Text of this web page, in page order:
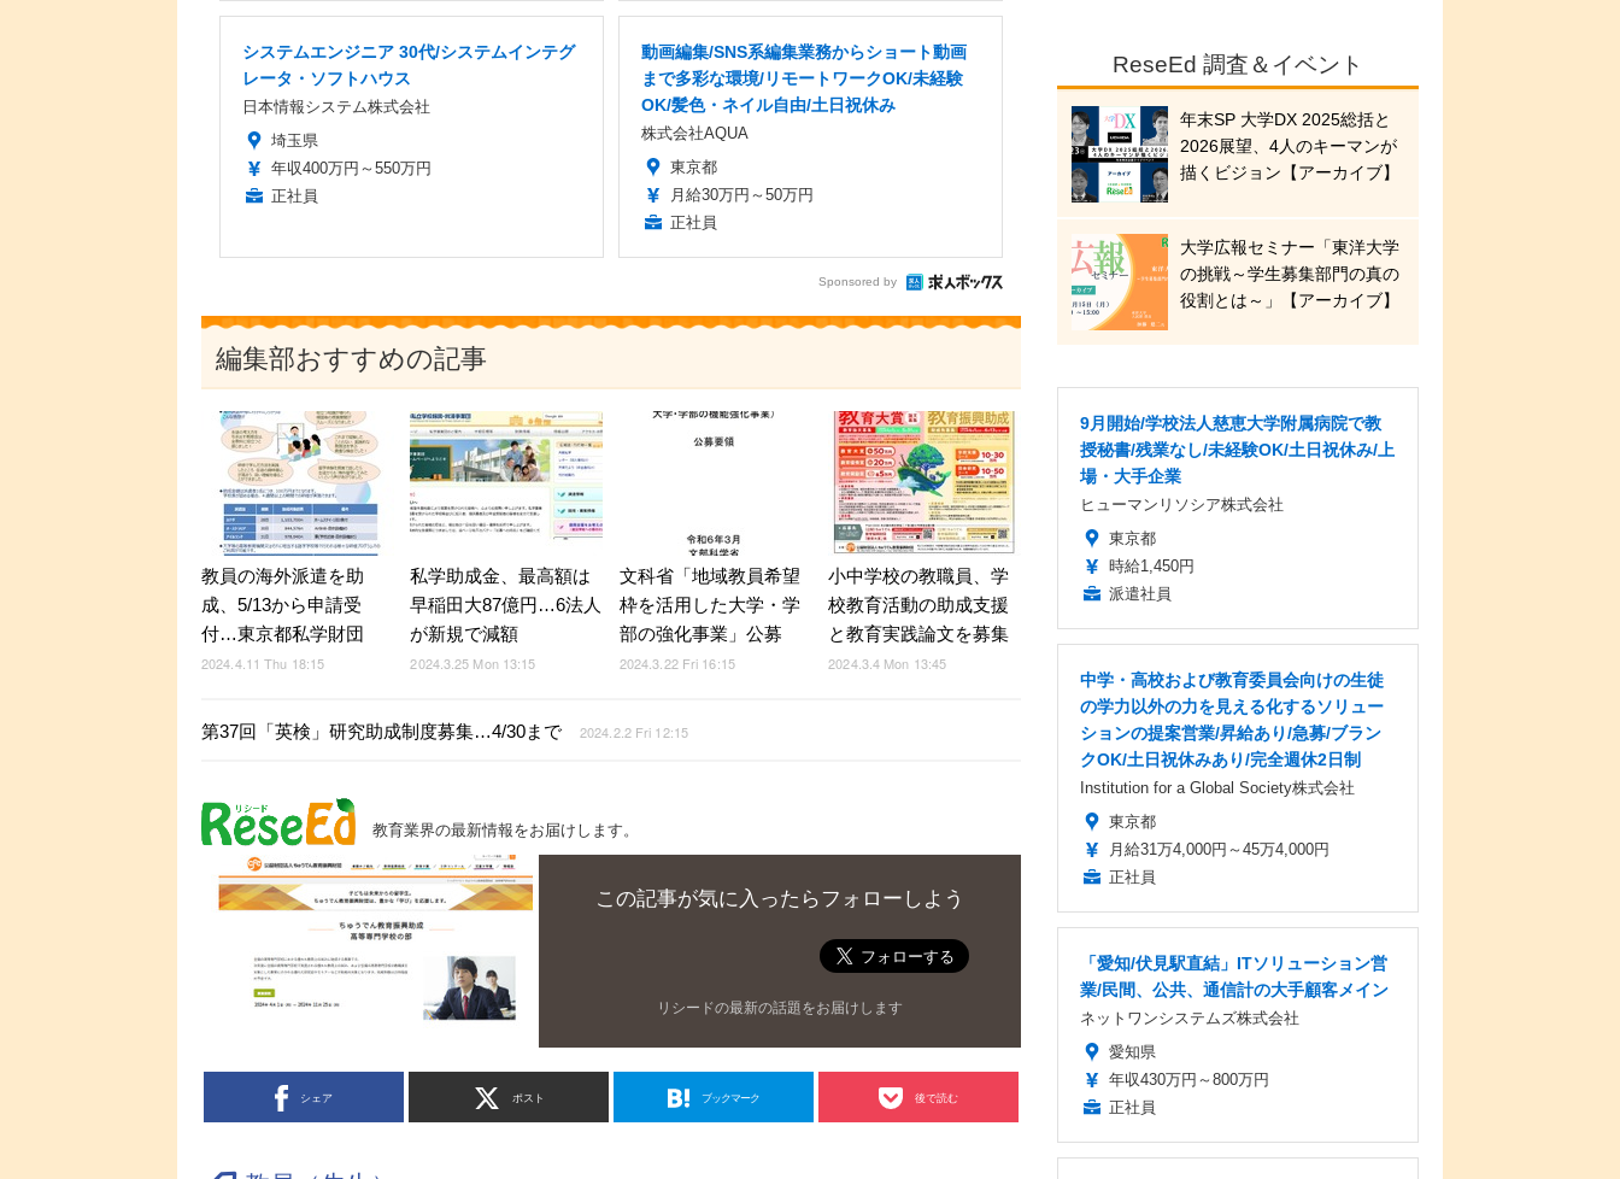
システムエンジニア 30代/システムインテグ
レータ・ソフトハウス
日本情報システム株式会社
埼玉県
年収400万円～550万円
正社員
動画編集/SNS系編集業務からショート動画
まで多彩な環境/リモートワークOK/未経験
OK/髪色・ネイル自由/土日祝休み
株式会社AQUA
東京都
月給30万円～50万円
正社員
Sponsored by
編集部おすすめの記事
教員の海外派遣を助
成、5/13から申請受
付…東京都私学財団
2024.4.11 Thu 18:15
私学助成金、最高額は
早稲田大87億円…6法人
が新規で減額
2024.3.25 Mon 13:15
文科省「地域教員希望
枠を活用した大学・学
部の強化事業」公募
2024.3.22 Fri 16:15
小中学校の教職員、学
校教育活動の助成支援
と教育実践論文を募集
2024.3.4 Mon 13:45
第37回「英検」研究助成制度募集…4/30まで 2024.2.2 Fri 12:15
教育業界の最新情報をお届けします。
この記事が気に入ったらフォローしよう
リシードの最新の話題をお届けします
シェア ポスト ブックマーク 後で読む
ReseEd 調査＆イベント
年末SP 大学DX 2025総括と
2026展望、4人のキーマンが
描くビジョン【アーカイブ】
大学広報セミナー「東洋大学
の挑戦～学生募集部門の真の
役割とは～」【アーカイブ】
9月開始/学校法人慈恵大学附属病院で教
授秘書/残業なし/未経験OK/土日祝休み/上
場・大手企業
ヒューマンリソシア株式会社
東京都
時給1,450円
派遣社員
中学・高校および教育委員会向けの生徒
の学力以外の力を見える化するソリュー
ションの提案営業/昇給あり/急募/ブラン
クOK/土日祝休みあり/完全週休2日制
Institution for a Global Society株式会社
東京都
月給31万4,000円～45万4,000円
正社員
「愛知/伏見駅直結」ITソリューション営
業/民間、公共、通信計の大手顧客メイン
ネットワンシステムズ株式会社
愛知県
年収430万円～800万円
正社員